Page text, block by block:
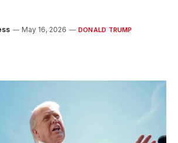
May 16, 2026 DONALD TRUMP